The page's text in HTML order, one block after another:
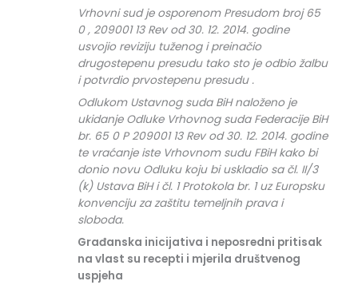
Vrhovni sud je osporenom Presudom broj 65
0 , 209001 13 Rev od 30. 12. 2014. godine
usvojio reviziju tuženog i preinačio
drugostepenu presudu tako sto je odbio žalbu
i potvrdio prvostepenu presudu .
Odlukom Ustavnog suda BiH naloženo je
ukidanje Odluke Vrhovnog suda Federacije BiH
br. 65 0 P 209001 13 Rev od 30. 12. 2014. godine
te vraćanje iste Vrhovnom sudu FBiH kako bi
donio novu Odluku koju bi uskladio sa čl. II/3
(k) Ustava BiH i čl. 1 Protokola br. 1 uz Europsku
konvenciju za zaštitu temeljnih prava i
sloboda.
Građanska inicijativa i neposredni pritisak
na vlast su recepti i mjerila društvenog
uspjeha